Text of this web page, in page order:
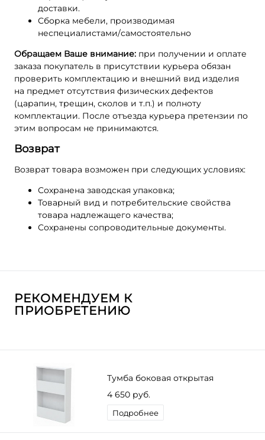
доставки.
Сборка мебели, производимая
неспециалистами/самостоятельно
Обращаем Ваше внимание: при получении и оплате
заказа покупатель в присутствии курьера обязан
проверить комплектацию и внешний вид изделия
на предмет отсутствия физических дефектов
(царапин, трещин, сколов и т.п.) и полноту
комплектации. После отъезда курьера претензии по
этим вопросам не принимаются.
Возврат
Возврат товара возможен при следующих условиях:
Сохранена заводская упаковка;
Товарный вид и потребительские свойства
товара надлежащего качества;
Сохранены сопроводительные документы.
РЕКОМЕНДУЕМ К
ПРИОБРЕТЕНИЮ
Тумба боковая открытая
4 650 руб.
Подробнее